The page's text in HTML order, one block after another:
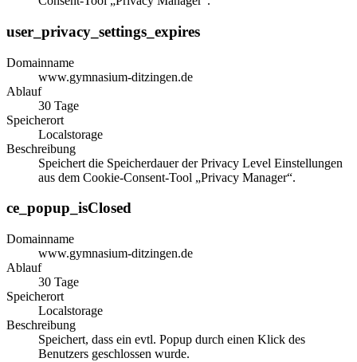
user_privacy_settings_expires
Domainname
www.gymnasium-ditzingen.de
Ablauf
30 Tage
Speicherort
Localstorage
Beschreibung
Speichert die Speicherdauer der Privacy Level Einstellungen
aus dem Cookie-Consent-Tool „Privacy Manager“.
ce_popup_isClosed
Domainname
www.gymnasium-ditzingen.de
Ablauf
30 Tage
Speicherort
Localstorage
Beschreibung
Speichert, dass ein evtl. Popup durch einen Klick des
Benutzers geschlossen wurde.